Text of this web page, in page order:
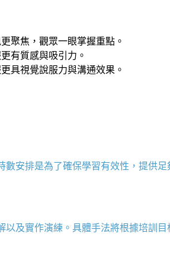
聚焦，觀眾一眼掌握重點。
有質感與吸引力。
具視覺說服力與溝通效果。
數安排是為了確保學習有效性，提供
及實作演練。具體手法將根據培訓目